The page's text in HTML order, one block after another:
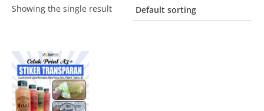
Showing the single result